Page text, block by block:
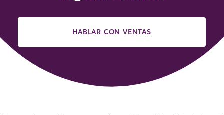
n
e
HABLAR CON VENTAS